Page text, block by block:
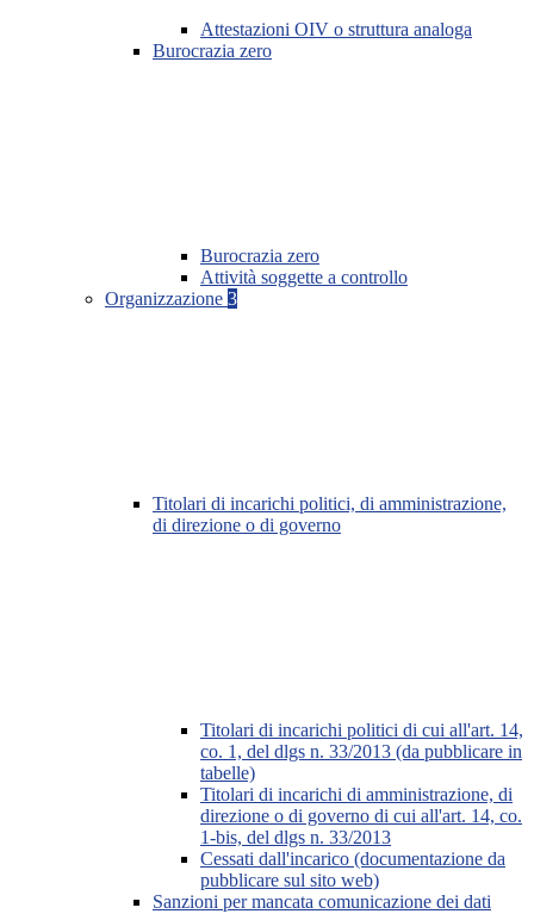
Attestazioni OIV o struttura analoga
Burocrazia zero
Burocrazia zero
Attività soggette a controllo
Organizzazione 3
Titolari di incarichi politici, di amministrazione,
di direzione o di governo
Titolari di incarichi politici di cui all'art. 14,
co. 1, del dlgs n. 33/2013 (da pubblicare in
tabelle)
Titolari di incarichi di amministrazione, di
direzione o di governo di cui all'art. 14, co.
1-bis, del dlgs n. 33/2013
Cessati dall'incarico (documentazione da
pubblicare sul sito web)
Sanzioni per mancata comunicazione dei dati